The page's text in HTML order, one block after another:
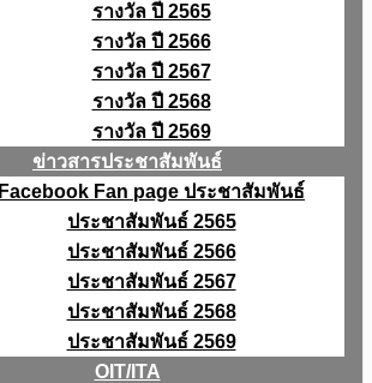
รางวัล ปี 2565
รางวัล ปี 2566
รางวัล ปี 2567
รางวัล ปี 2568
รางวัล ปี 2569
ข่าวสารประชาสัมพันธ์
Facebook Fan page ประชาสัมพันธ์
ประชาสัมพันธ์ 2565
ประชาสัมพันธ์ 2566
ประชาสัมพันธ์ 2567
ประชาสัมพันธ์ 2568
ประชาสัมพันธ์ 2569
OIT/ITA